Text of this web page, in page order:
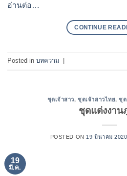
อ่านต่อ…
CONTINUE
Posted in บทความ
ชุดเจ้าสาว,ชุดเจ้าสาวไทย,ชุด
ชุดแต่งงาน
POSTED ON 19 มีนาคม 2020
19
มี.ค.